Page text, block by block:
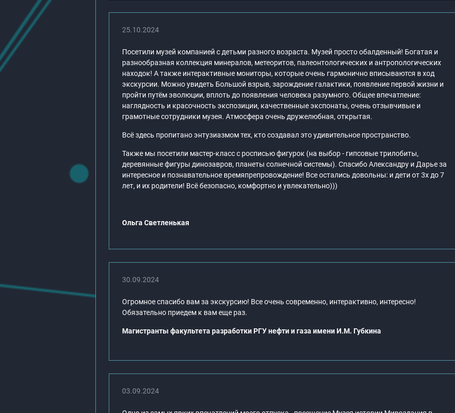
25.10.2024
Посетили музей компанией с детьми разного возраста. Музей просто обалденный! Богатая и
разнообразная коллекция минералов, метеоритов, палеонтологических и антропологических
находок! А также интерактивные мониторы, которые очень гармонично вписываются в ход
экскурсии. Можно увидеть Большой взрыв, зарождение галактики, появление первой жизни и
пройти путём эволюции, вплоть до появления человека разумного. Общее впечатление:
наглядность и красочность экспозиции, качественные экспонаты, очень отзывчивые и
грамотные сотрудники музея. Атмосфера очень дружелюбная, открытая.
Всё здесь пропитано энтузиазмом тех, кто создавал это удивительное пространство.
Также мы посетили мастер-класс с росписью фигурок (на выбор - гипсовые трилобиты,
деревянные фигуры динозавров, планеты солнечной системы). Спасибо Александру и Дарье за
интересное и познавательное времяпрепровождение! Все остались довольны: и дети от 3х до 7
лет, и их родители! Всё безопасно, комфортно и увлекательно)))
Ольга Светленькая
30.09.2024
Огромное спасибо вам за экскурсию! Все очень современно, интерактивно, интересно!
Обязательно приедем к вам еще раз.
Магистранты факультета разработки РГУ нефти и газа имени И.М. Губкина
03.09.2024